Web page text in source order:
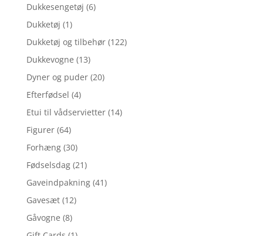
Dukkesengetøj (6)
Dukketøj (1)
Dukketøj og tilbehør (122)
Dukkevogne (13)
Dyner og puder (20)
Efterfødsel (4)
Etui til vådservietter (14)
Figurer (64)
Forhæng (30)
Fødselsdag (21)
Gaveindpakning (41)
Gavesæt (12)
Gåvogne (8)